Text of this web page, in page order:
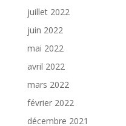
juillet 2022
juin 2022
mai 2022
avril 2022
mars 2022
février 2022
décembre 2021